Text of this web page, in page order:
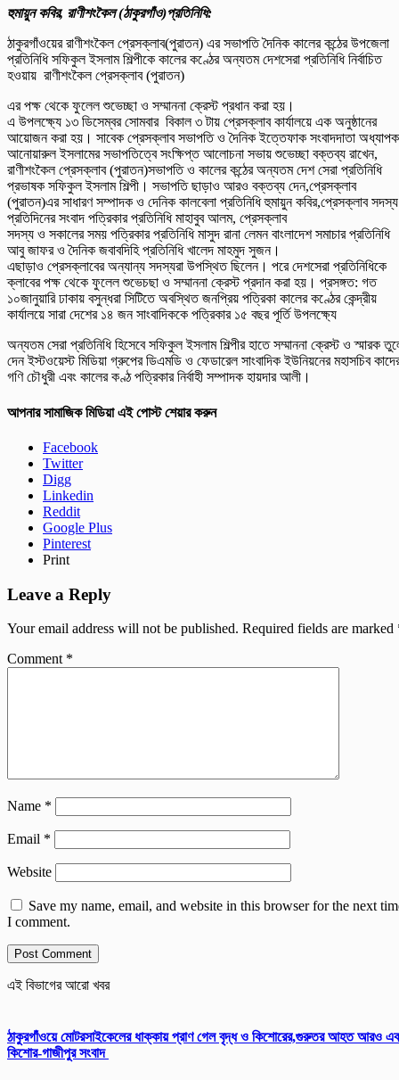
হুমায়ুন কবির, রাণীশংকৈল (ঠাকুরগাঁও)প্রতিনিধি:
ঠাকুরগাঁওয়ের রাণীশংকৈল‌‌‌ প্রেসক্লাব(পুরাতন) এর সভাপতি দৈনিক কালের কন্ঠের উপজেলা
প্রতিনিধি সফিকুল ইসলাম শিল্পীকে কালের কণ্ঠের অন্যতম দেশসেরা প্রতিনিধি নির্বাচিত
হওয়ায় রাণীশংকৈল প্রেসক্লাব (পুরাতন)
এর পক্ষ থেকে ফুলেল শুভেচ্ছা ও সম্মাননা ক্রেস্ট প্রধান করা হয়।
এ উপলক্ষ্যে ১৩ ডিসেম্বর সোমবার বিকাল ৩ টায় প্রেসক্লাব কার্যালয়ে এক অনুষ্ঠানের
আয়োজন করা হয়। সাবেক প্রেসক্লাব সভাপতি ও দৈনিক ইত্তেফাক সংবাদদাতা অধ্যাপক
আনোয়ারুল ইসলামের সভাপতিত্বে সংক্ষিপ্ত আলোচনা সভায় শুভেচ্ছা বক্তব্য রাখেন,
রাণীশংকৈল প্রেসক্লাব (পুরাতন)সভাপতি ও কালের কন্ঠের অন্যতম দেশ সেরা প্রতিনিধি
প্রভাষক সফিকুল ইসলাম শিল্পী। সভাপতি ছাড়াও আরও বক্তব্য দেন,প্রেসক্লাব
(পুরাতন)এর সাধারণ সম্পাদক ও দেনিক কালবেলা প্রতিনিধি হুমায়ুন কবির,প্রেসক্লাব সদস্য
প্রতিদিনের সংবাদ পত্রিকার প্রতিনিধি মাহাবুব আলম, প্রেসক্লাব
সদস্য ও সকালের সময় পত্রিকার প্রতিনিধি মাসুদ রানা লেমন বাংলাদেশ সমাচার প্রতিনিধি
আবু জাফর ও দৈনিক জবাবদিহি প্রতিনিধি খালেদ মাহমুদ সুজন।
এছাড়াও প্রেসক্লাবের অন্যান্য সদস্যরা উপস্থিত ছিলেন। পরে দেশসেরা প্রতিনিধিকে
ক্লাবের পক্ষ থেকে ফুলেল শুভেচছা ও সম্মাননা ক্রেস্ট প্রদান করা হয়। প্রসঙ্গত: গত
১০জানুয়ারি ঢাকায় বসুন্ধরা সিটিতে অবস্থিত জনপ্রিয় পত্রিকা কালের কণ্ঠের কেন্দ্রীয়
কার্যালয়ে সারা দেশের ১৪ জন সাংবাদিককে পত্রিকার ১৫ বছর পূর্তি উপলক্ষ্যে
অন্যতম সেরা প্রতিনিধি হিসেবে সফিকুল ইসলাম শিল্পীর হাতে সম্মাননা ক্রেস্ট ও স্মারক
দেন ইস্টওয়েস্ট মিডিয়া গ্রুপের ডিএমডি ও ফেডারেল সাংবাদিক ইউনিয়নের মহাসচিব
গণি চৌধুরী এবং কালের কণ্ঠ পত্রিকার নির্বাহী সম্পাদক হায়দার আলী।
আপনার সামাজিক মিডিয়া এই পোস্ট শেয়ার করুন
Facebook
Twitter
Digg
Linkedin
Reddit
Google Plus
Pinterest
Print
Leave a Reply
Your email address will not be published. Required fields are marked
Comment *
Name *
Email *
Website
Save my name, email, and website in this browser for the next
I comment.
এই বিভাগের আরো খবর
ঠাকুরগাঁওয়ে মোটরসাইকেলের ধাক্কায় প্রাণ গেল বৃদ্ধ ও কিশোরের,গুরুতর আহত আরও
কিশোর-গাজীপুর সংবাদ